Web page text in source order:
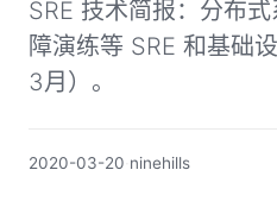
SRE 技术简报：分布
障演练等 SRE 和基础
3月）。
2020-03-20 ninehills